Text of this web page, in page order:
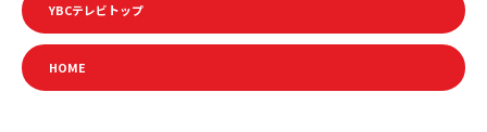
YBCテレビトップ
HOME